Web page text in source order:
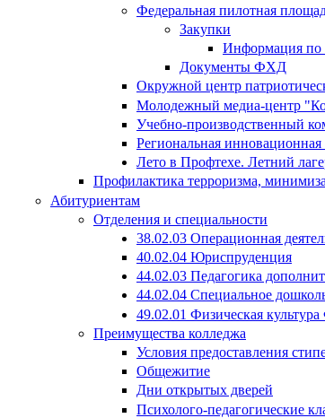
Федеральная пилотная
Закупки
Информация по
Документы ФХД
Окружной центр
Молодежный медиа-центр
Учебно-производственный
Региональная
Лето в Профтехе. Летний
Профилактика терроризма,
Абитуриентам
Отделения и специальности
38.02.03 Операционная
40.02.04 Юриспруденция
44.02.03 Педагогика
44.02.04 Специальное
49.02.01 Физическая
Преимущества колледжа
Условия предоставления
Общежитие
Дни открытых дверей
Психолого-педагогические